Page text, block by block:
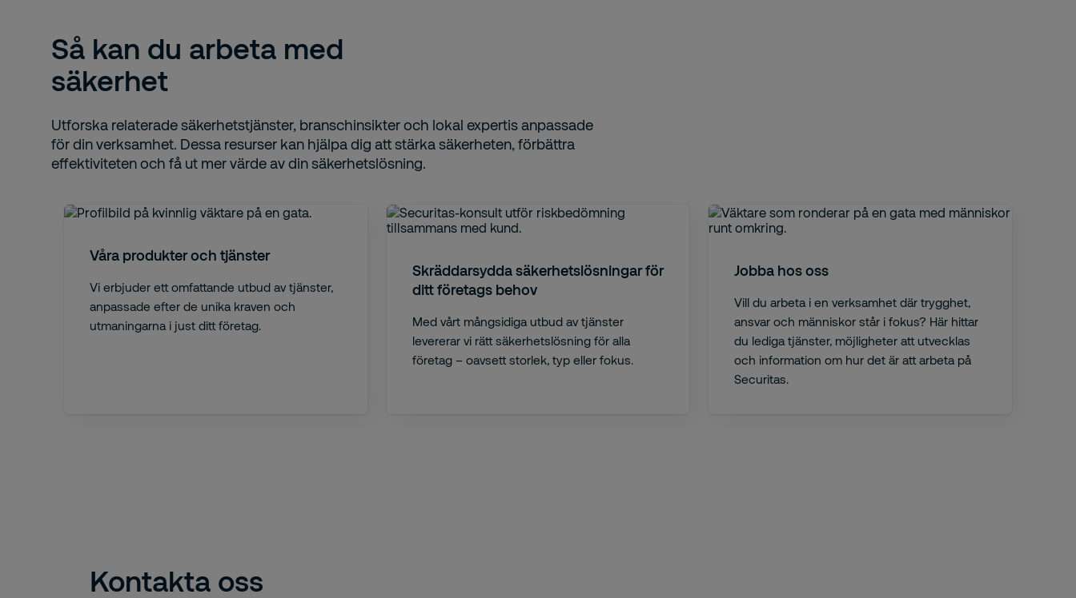
Så kan du arbeta med
säkerhet
Utforska relaterade säkerhetstjänster, branschinsikter och lokal expertis anpassade
för din verksamhet. Dessa resurser kan hjälpa dig att stärka säkerheten, förbättra
effektiviteten och få ut mer värde av din säkerhetslösning.
Våra produkter och tjänster
Vi erbjuder ett omfattande utbud av tjänster,
anpassade efter de unika kraven och
utmaningarna i just ditt företag.
Skräddarsydda säkerhetslösningar för
ditt företags behov
Med vårt mångsidiga utbud av tjänster
levererar vi rätt säkerhetslösning för alla
företag – oavsett storlek, typ eller fokus.
Jobba hos oss
Vill du arbeta i en verksamhet där trygghet,
ansvar och människor står i fokus? Här hittar
du lediga tjänster, möjligheter att utvecklas
och information om hur det är att arbeta på
Securitas.
Kontakta oss